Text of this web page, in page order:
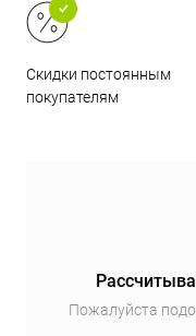
Скидки постоянным
покупателям
Пожалуйста